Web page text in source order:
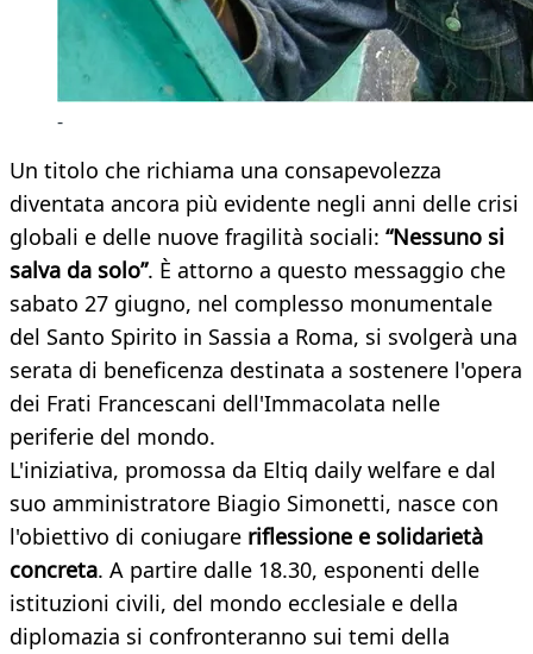
-
Un titolo che richiama una consapevolezza
diventata ancora più evidente negli anni delle crisi
globali e delle nuove fragilità sociali: “Nessuno si
salva da solo”. È attorno a questo messaggio che
sabato 27 giugno, nel complesso monumentale
del Santo Spirito in Sassia a Roma, si svolgerà una
serata di beneficenza destinata a sostenere l'opera
dei Frati Francescani dell'Immacolata nelle
periferie del mondo.
L'iniziativa, promossa da Eltiq daily welfare e dal
suo amministratore Biagio Simonetti, nasce con
l'obiettivo di coniugare riflessione e solidarietà
concreta. A partire dalle 18.30, esponenti delle
istituzioni civili, del mondo ecclesiale e della
diplomazia si confronteranno sui temi della